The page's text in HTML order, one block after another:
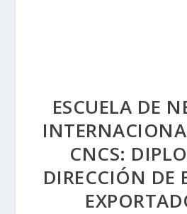
ESCUELA DE
CNCS:
DIRECCIÓN DE